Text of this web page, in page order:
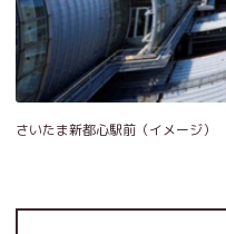
さいたま新都心駅前（イメージ）